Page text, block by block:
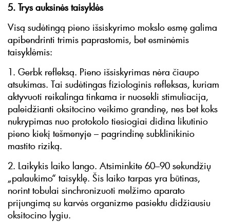
5. Trys auksinės taisyklės
Visą sudėtingą pieno išsiskyrimo mokslo esmę galima
apibendrinti trimis paprastomis, bet esminėmis
taisyklėmis:
1. Gerbk refleksą. Pieno išsiskyrimas nėra čiaupo
atsukimas. Tai sudėtingas fiziologinis refleksas, kuriam
aktyvuoti reikalinga tinkama ir nuosekli stimuliacija,
paleidžianti oksitocino veikimo grandinę, nes bet koks
nukrypimas nuo protokolo tiesiogiai didina likutinio
pieno kiekį tešmenyje – pagrindinę subklinikinio
mastito riziką.
2. Laikykis laiko lango. Atsiminkite 60–90 sekundžių
„palaukimo“ taisyklę. Šis laiko tarpas yra būtinas,
norint tobulai sinchronizuoti melžimo aparato
prijungimą su karvės organizme pasiektu didžiausiu
oksitocino lygiu.